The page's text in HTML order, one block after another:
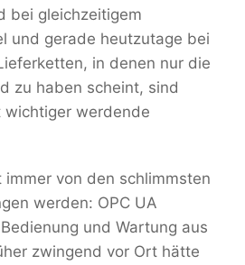
bei gleichzeitigem
und gerade heutzutage bei
in denen nur die
zu haben scheint, sind
wichtiger werdende
von den schlimmsten
werden: OPC UA
und Wartung aus
zwingend vor Ort hätte